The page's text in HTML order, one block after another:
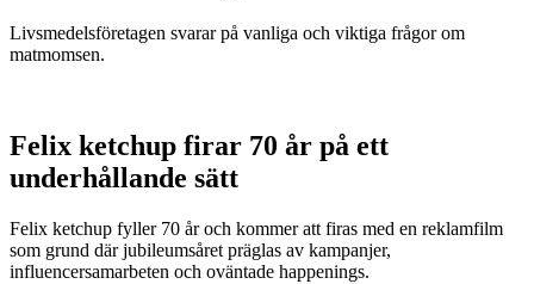
Livsmedelsföretagen svarar på vanliga och viktiga frågor om
matmomsen.
Felix ketchup firar 70 år på ett
underhållande sätt
Felix ketchup fyller 70 år och kommer att firas med en reklamfilm
som grund där jubileumsåret präglas av kampanjer,
influencersamarbeten och oväntade happenings.